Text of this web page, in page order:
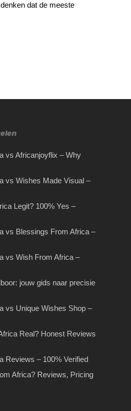
dat de meeste
Amsterdam
er sprake is van
van
theorie oefenen
van een
een passende Liquid
passende e-liquid kan
hoe je stilte
bij de verkoop
is veel vraag naar
nu…
Pricing &
From Africa?
colorful,…
voor
goedkoop
parkeren
tijd van lage kosten
fantastische
vs Africanjoyflix – Why
vs Wishes Made Visual –
Legit? 100% Yes –
vs Blessings From Africa –
vs Wish From Africa –
jouw gids naar precisie
vs Unique Wishes Shop –
Real? Honest Reviews
Reviews – 100% Verified
Africa? Reviews, Pricing